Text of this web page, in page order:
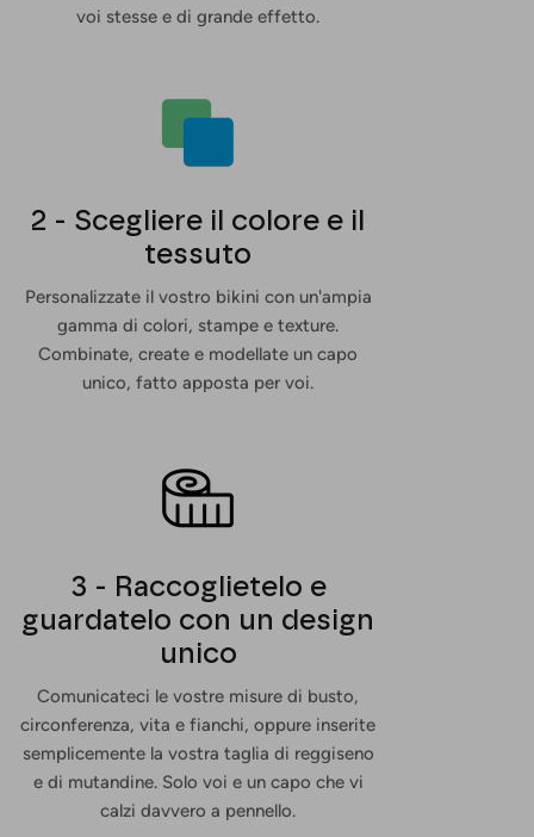
voi stesse e di grande effetto.
2 - Scegliere il colore e il
tessuto
Personalizzate il vostro bikini con un'ampia
gamma di colori, stampe e texture.
Combinate, create e modellate un capo
unico, fatto apposta per voi.
3 - Raccoglietelo e
guardatelo con un design
unico
Comunicateci le vostre misure di busto,
circonferenza, vita e fianchi, oppure inserite
semplicemente la vostra taglia di reggiseno
e di mutandine. Solo voi e un capo che vi
calzi davvero a pennello.